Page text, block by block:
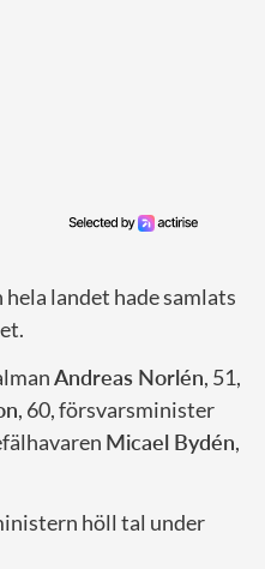
landet hade samlats
Andreas Norlén, 51,
, 60, försvarsminister
Micael Bydén,
höll tal under